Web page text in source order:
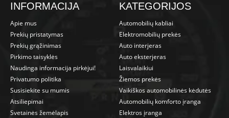
INFORMACIJA
Apie mus
Prekių pristatymas
Prekių grąžinimas
Pirkimo taisyklės
Naudinga informacija pirkėjui!
Privatumo politika
Susisiekite su mumis
Atsiliepimai
Svetainės žemėlapis
KATEGORIJOS
Automobilių kabliai
Elektromobilių prekės
Auto interjeras
Auto eksterjeras
Laisvalaikiui
Žiemos prekės
Vaikiškos automobilinės kėdutės
Automobilių komforto įranga
Elektros įranga